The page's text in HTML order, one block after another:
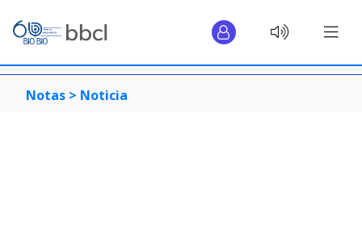
Notas > Noticia